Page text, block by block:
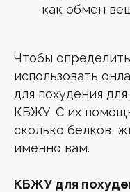
как обмен
Чтобы
использовать
для похудения
КБЖУ. С их
сколько белков,
именно вам.
КБЖУ для